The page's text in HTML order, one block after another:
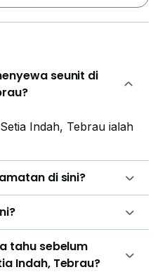
seunit di
Indah, Tebrau ialah
di sini?
tahu sebelum
Indah, Tebrau?